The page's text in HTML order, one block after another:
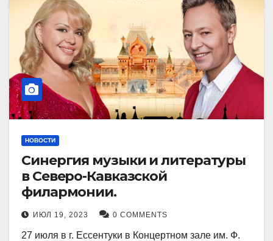
НОВОСТИ
Синергия музыки и литературы
в Северо-Кавказской
филармонии.
ИЮЛ 19, 2023 0 COMMENTS
27 июля в г. Ессентуки в Концертном зале им. Ф.